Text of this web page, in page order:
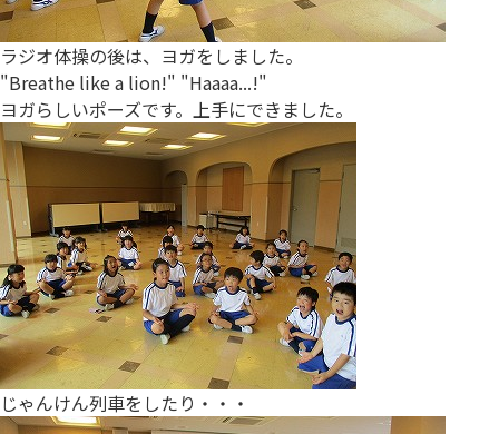
ラジオ体操の後は、ヨガをしました。
"Breathe like a lion!" "Haaaa...!"
ヨガらしいポーズです。上手にできました。
じゃんけん列車をしたり・・・